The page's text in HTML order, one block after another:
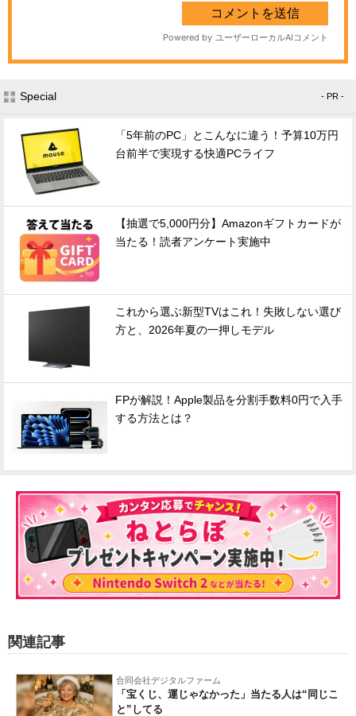
Special - PR -
「5年前のPC」とこんなに違う！予算10万円
台前半で実現する快適PCライフ
【抽選で5,000円分】Amazonギフトカードが
当たる！読者アンケート実施中
これから選ぶ新型TVはこれ！失敗しない選び
方と、2026年夏の一押しモデル
FPが解説！Apple製品を分割手数料0円で入手
する方法とは？
関連記事
合同会社デジタルファーム
「宝くじ、運じゃなかった」当たる人は“同じこ
と”してる